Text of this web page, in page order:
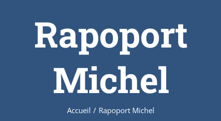
Rapoport
Michel
Accueil / Rapoport Michel